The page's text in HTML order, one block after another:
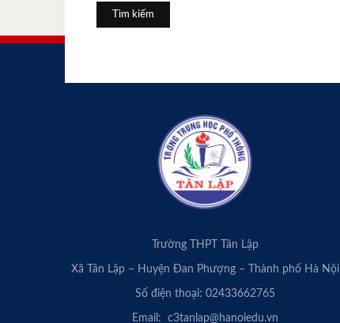
Trường THPT Tân Lập
Xã Tân Lập – Huyện Đan Phượng – Thành phố Hà Nội
Số điện thoại: 02433662765
Email: c3tanlap@hanoiedu.vn